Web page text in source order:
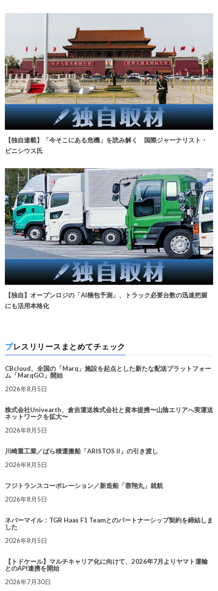
【独自連載】「今そこにある危機」を読み解く 国際ジャーナリスト・
ビニシウス氏
【独自】オープンロジの「AI梱包予測」、トラック必要台数の迅速把握
にも活用本格化
プレスリリースまとめてチェック
CBcloud、全国の「Marq」施設を起点とした新たな配送プラットフォー
ム「MarqGO」開始
2026年8月5日
株式会社Univearth、倉吉運送株式会社と資本提携〜山陰エリアへ実運送
ネットワークを拡大〜
2026年8月5日
川崎重工業／ばら積運搬船「ARISTOS II」の引き渡し
2026年8月5日
フジトランスコーポレーション／新造船「蓉翔丸」就航
2026年8月5日
ネバーマイル：TGR Haas F1 Teamとのパートナーシップ契約を締結しま
した
2026年8月5日
【トドケール】マルチキャリア化に向けて、2026年7月よりヤマト運輸
とのAPI連携を開始
2026年7月30日